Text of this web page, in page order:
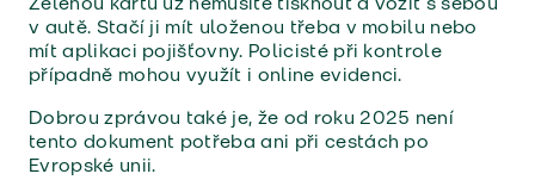
v autě. Stačí ji mít uloženou třeba v mobilu nebo
mít aplikaci pojišťovny. Policisté při kontrole
případně mohou využít i online evidenci.
Dobrou zprávou také je, že od roku 2025 není
tento dokument potřeba ani při cestách po
Evropské unii.